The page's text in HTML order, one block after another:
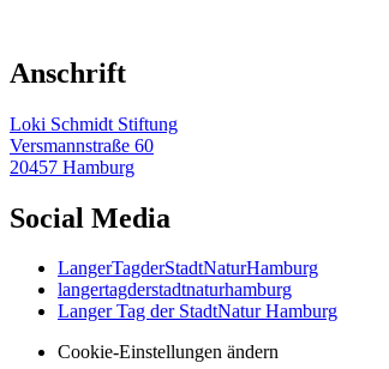
Anschrift
Loki Schmidt Stiftung
Versmannstraße 60
20457 Hamburg
Social Media
LangerTagderStadtNaturHamburg
langertagderstadtnaturhamburg
Langer Tag der StadtNatur Hamburg
Cookie-Einstellungen ändern